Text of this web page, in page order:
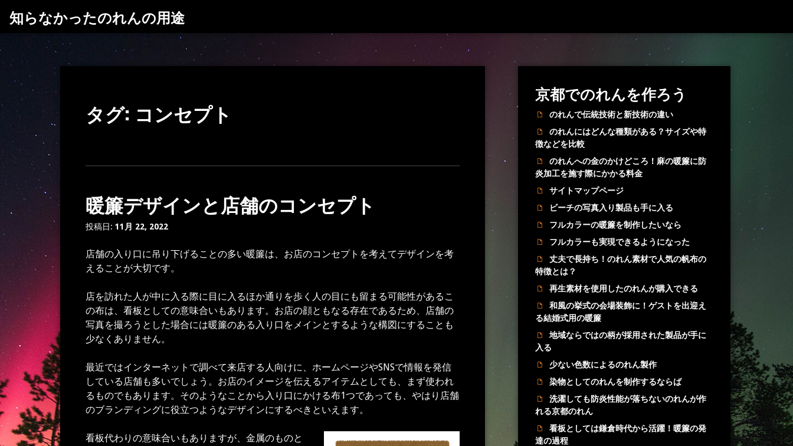
テ
ン
キ
ッ
知らなかったのれんの用途
タグ: コンセプト
暖簾デザインと店舗のコンセプト
投稿日:11月 22, 2022
店舗の入り口に吊り下げることの多い暖簾は、お店のコンセプトを考えてデザインを考
えることが大切です。
店を訪れた人が中に入る際に目に入るほか通りを歩く人の目にも留まる可能性があるこ
の布は、看板としての意味合いもあります。お店の顔ともなる存在であるため、店舗の
写真を撮ろうとした場合には暖簾のある入り口をメインとするような構図にすることも
少なくありません。
最近ではインターネットで調べて来店する人向けに、ホームページやSNSで情報を発信
している店舗も多いでしょう。お店のイメージを伝えるアイテムとしても、まず使われ
るものでもあります。そのようなことから入り口にかける布1つであっても、やはり店舗
のブランディングに役立つようなデザインにするべきといえます。
看板代わりの意味合いもありますが、金属のものと
京都でのれんを作ろう
のれんで伝統技術と新技術の違い
のれんにはどんな種類がある？サイズや特
徴などを比較
のれんへの金のかけどころ！麻の暖簾に防
炎加工を施す際にかかる料金
サイトマップページ
ビーチの写真入り製品も手に入る
フルカラーの暖簾を制作したいなら
フルカラーも実現できるようになった
丈夫で長持ち！のれん素材で人気の帆布の
特徴とは？
再生素材を使用したのれんが購入できる
和風の挙式の会場装飾に！ゲストを出迎え
る結婚式用の暖簾
地域ならではの柄が採用された製品が手に
入る
少ない色数によるのれん製作
染物としてのれんを制作するならば
洗濯しても防炎性能が落ちないのれんが作
れる京都のれん
看板としては鎌倉時代から活躍！暖簾の発
達の過程